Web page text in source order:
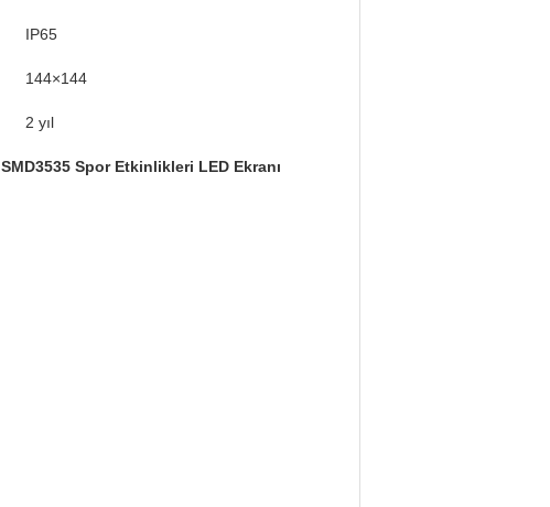
IP65
144×144
2 yıl
SMD3535 Spor Etkinlikleri LED Ekranı